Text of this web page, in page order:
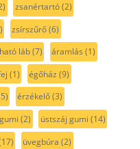
zsanértartó(2)
zsírszűrő(6)
láb(7) áramlás (1)
(1) égőház (9)
érzékelő(3)
(2) üstszáj gumi (14)
üvegbúra (2)